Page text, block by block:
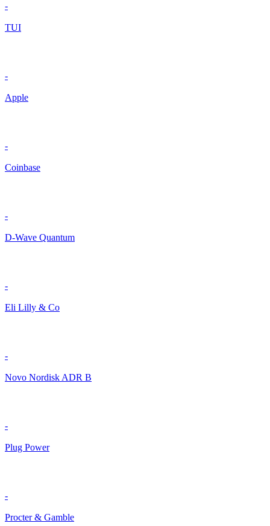
-
TUI
-
Apple
-
Coinbase
-
D-Wave Quantum
-
Eli Lilly & Co
-
Novo Nordisk ADR B
-
Plug Power
-
Procter & Gamble